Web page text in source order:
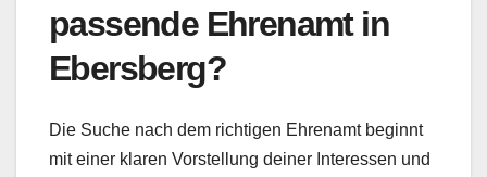
passende Ehrenamt in
Ebersberg?
Die Suche nach dem richtigen Ehrenamt beginnt
mit einer klaren Vorstellung deiner Interessen und